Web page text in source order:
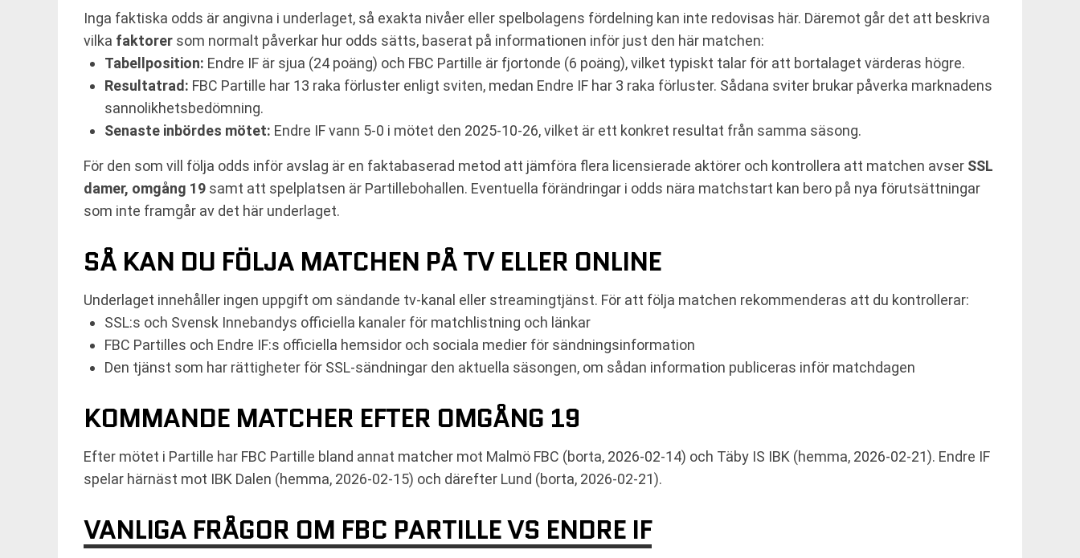
Inga faktiska odds är angivna i underlaget, så exakta nivåer eller spelbolagens fördelning kan inte redovisas här. Däremot går det att beskriva
vilka faktorer som normalt påverkar hur odds sätts, baserat på informationen inför just den här matchen:
Tabellposition: Endre IF är sjua (24 poäng) och FBC Partille är fjortonde (6 poäng), vilket typiskt talar för att bortalaget värderas högre.
Resultatrad: FBC Partille har 13 raka förluster enligt sviten, medan Endre IF har 3 raka förluster. Sådana sviter brukar påverka marknadens
sannolikhetsbedömning.
Senaste inbördes mötet: Endre IF vann 5-0 i mötet den 2025-10-26, vilket är ett konkret resultat från samma säsong.
För den som vill följa odds inför avslag är en faktabaserad metod att jämföra flera licensierade aktörer och kontrollera att matchen avser SSL
damer, omgång 19 samt att spelplatsen är Partillebohallen. Eventuella förändringar i odds nära matchstart kan bero på nya förutsättningar
som inte framgår av det här underlaget.
SÅ KAN DU FÖLJA MATCHEN PÅ TV ELLER ONLINE
Underlaget innehåller ingen uppgift om sändande tv-kanal eller streamingtjänst. För att följa matchen rekommenderas att du kontrollerar:
SSL:s och Svensk Innebandys officiella kanaler för matchlistning och länkar
FBC Partilles och Endre IF:s officiella hemsidor och sociala medier för sändningsinformation
Den tjänst som har rättigheter för SSL-sändningar den aktuella säsongen, om sådan information publiceras inför matchdagen
KOMMANDE MATCHER EFTER OMGÅNG 19
Efter mötet i Partille har FBC Partille bland annat matcher mot Malmö FBC (borta, 2026-02-14) och Täby IS IBK (hemma, 2026-02-21). Endre IF
spelar härnäst mot IBK Dalen (hemma, 2026-02-15) och därefter Lund (borta, 2026-02-21).
VANLIGA FRÅGOR OM FBC PARTILLE VS ENDRE IF